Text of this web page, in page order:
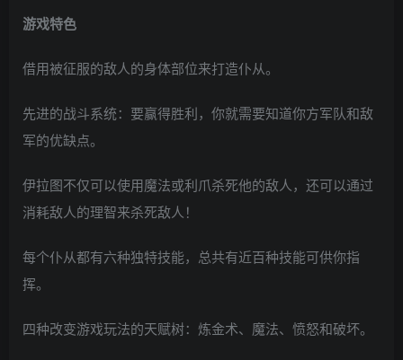
游戏特色
借用被征服的敌人的身体部位来打造仆从。
先进的战斗系统：要赢得胜利，你就需要知道你方军队和敌
军的优缺点。
伊拉图不仅可以使用魔法或利爪杀死他的敌人，还可以通过
消耗敌人的理智来杀死敌人！
每个仆从都有六种独特技能，总共有近百种技能可供你指
挥。
四种改变游戏玩法的天赋树：炼金术、魔法、愤怒和破坏。